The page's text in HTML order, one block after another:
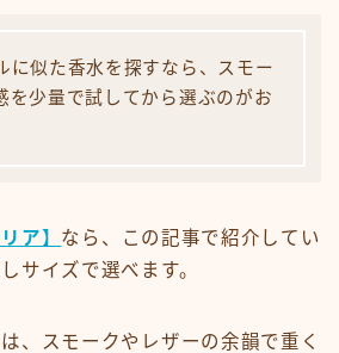
に似た香水を探すなら、スモー
を少量で試してから選ぶのがお
ア】 なら、この記事で紹介してい
サイズで選べます。
、スモークやレザーの余韻で重く